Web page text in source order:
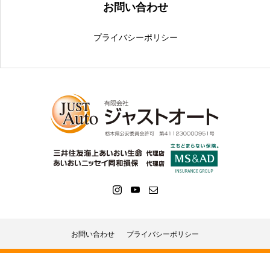
お問い合わせ
プライバシーポリシー
お問い合わせ プライバシーポリシー